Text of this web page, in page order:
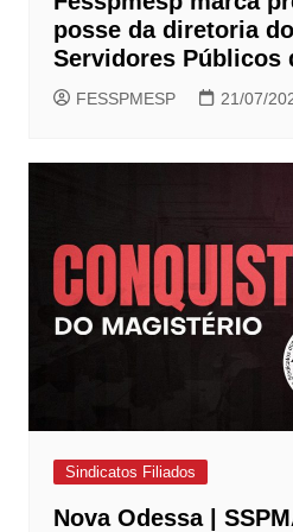
posse da diretoria
Servidores Públicos
FESSPMESP 21/07/
Sindicatos Filiados
Nova Odessa |